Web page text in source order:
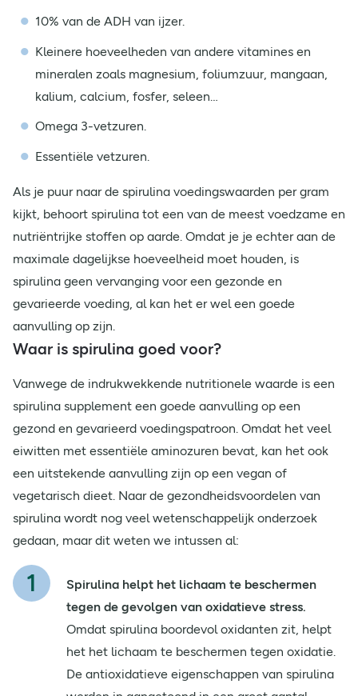
10% van de ADH van ijzer.
Kleinere hoeveelheden van andere vitamines en
mineralen zoals magnesium, foliumzuur, mangaan,
kalium, calcium, fosfer, seleen…
Omega 3-vetzuren.
Essentiële vetzuren.
Als je puur naar de spirulina voedingswaarden per gram
kijkt, behoort spirulina tot een van de meest voedzame en
nutriëntrijke stoffen op aarde. Omdat je je echter aan de
maximale dagelijkse hoeveelheid moet houden, is
spirulina geen vervanging voor een gezonde en
gevarieerde voeding, al kan het er wel een goede
aanvulling op zijn.
Waar is spirulina goed voor?
Vanwege de indrukwekkende nutritionele waarde is een
spirulina supplement een goede aanvulling op een
gezond en gevarieerd voedingspatroon. Omdat het veel
eiwitten met essentiële aminozuren bevat, kan het ook
een uitstekende aanvulling zijn op een vegan of
vegetarisch dieet. Naar de gezondheidsvoordelen van
spirulina wordt nog veel wetenschappelijk onderzoek
gedaan, maar dit weten we intussen al:
Spirulina helpt het lichaam te beschermen
tegen de gevolgen van oxidatieve stress.
Omdat spirulina boordevol oxidanten zit, helpt
het het lichaam te beschermen tegen oxidatie.
De antioxidatieve eigenschappen van spirulina